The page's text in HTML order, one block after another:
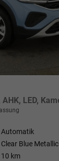
Automatik
Clear Blue Metallic
10 km